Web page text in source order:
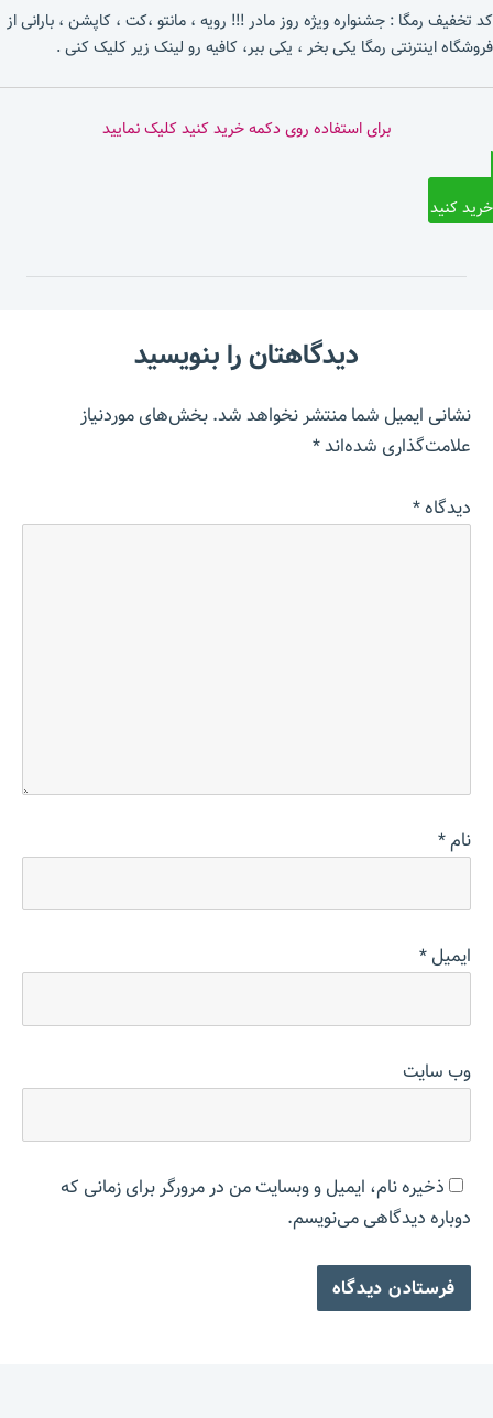
کد تخفیف رمگا : جشنواره ویژه روز مادر !!! رویه ، مانتو ،کت ، کاپشن ، بارانی از
فروشگاه اینترنتی رمگا یکی بخر ، یکی ببر، کافیه رو لینک زیر کلیک کنی .
برای استفاده روی دکمه خرید کنید کلیک نمایید
خرید کنید
دیدگاهتان را بنویسید
نشانی ایمیل شما منتشر نخواهد شد.بخش‌های موردنیاز
علامت‌گذاری شده‌اند*
دیدگاه*
نام*
ایمیل*
وب‌ سایت
ذخیره نام، ایمیل و وبسایت من در مرورگر برای زمانی که
دوباره دیدگاهی می‌نویسم.